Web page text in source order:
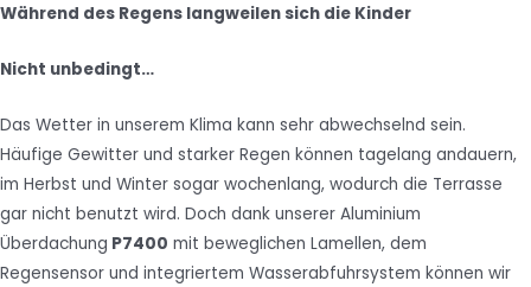
Während des Regens langweilen sich die Kinder
Nicht unbedingt…
Das Wetter in unserem Klima kann sehr abwechselnd sein.
Häufige Gewitter und starker Regen können tagelang andauern,
im Herbst und Winter sogar wochenlang, wodurch die Terrasse
gar nicht benutzt wird. Doch dank unserer Aluminium
Überdachung P7400 mit beweglichen Lamellen, dem
Regensensor und integriertem Wasserabfuhrsystem können wir